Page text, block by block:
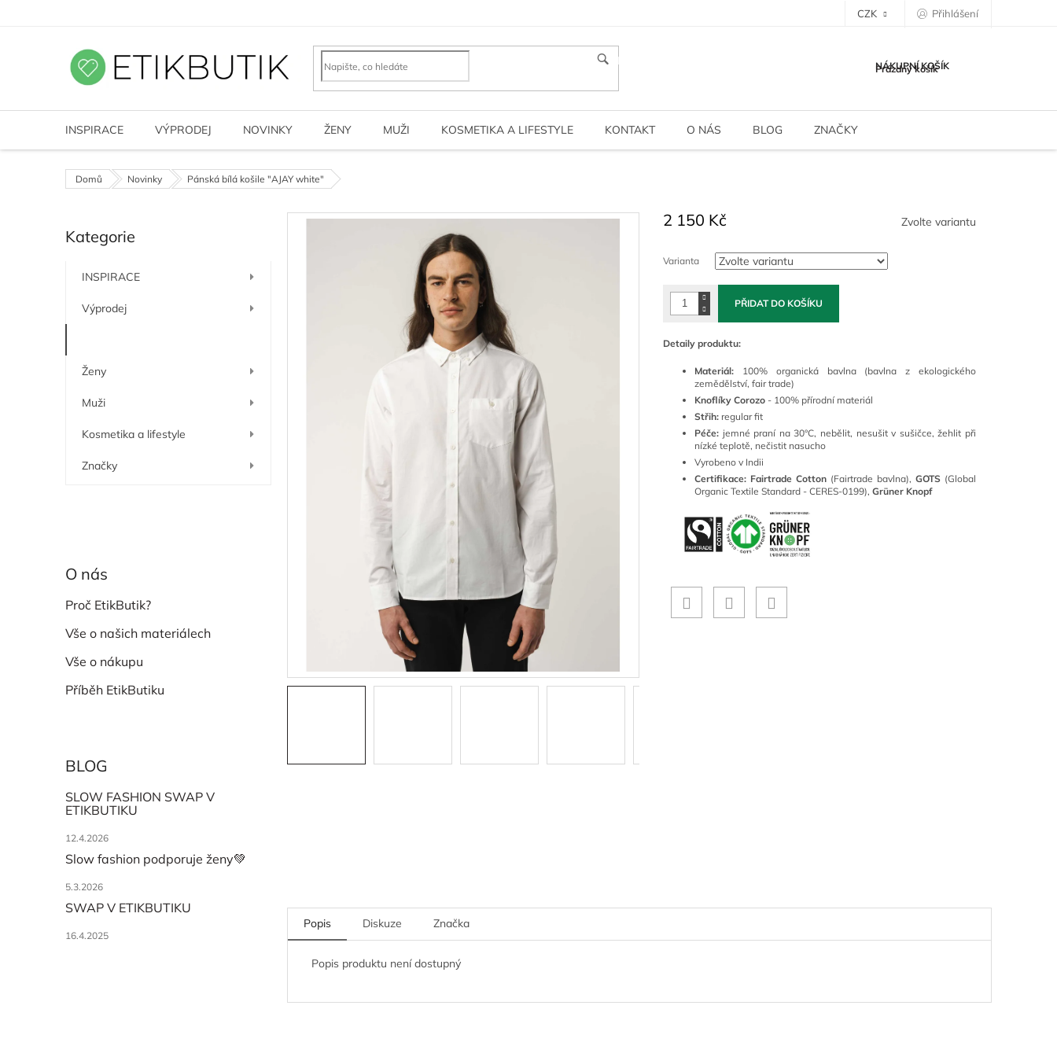
CZK Přihlášení
HLEDAT NÁKUPNÍ KOŠÍK
Prázdný košík
INSPIRACE VÝPRODEJ NOVINKY ŽENY MUŽI KOSMETIKA A LIFESTYLE KONTAKT O NÁS BLOG ZNAČKY
Domů Novinky Pánská bílá košile "AJAY white"
o
n
í
Přeskočit
kategorie
Kategorie
INSPIRACE
Výprodej
Ženy
Muži
Kosmetika a lifestyle
Značky
O nás
Proč EtikButik?
Vše o našich materiálech
Vše o nákupu
Příběh EtikButiku
BLOG
SLOW FASHION SWAP V
ETIKBUTIKU
12.4.2026
Slow fashion podporuje ženy💚
5.3.2026
SWAP V ETIKBUTIKU
16.4.2025
2 150 Kč
cena:
Zvolte variantu
Varianta
PŘIDAT DO KOŠÍKU
Detaily produktu:
Materiál: 100% organická bavlna (bavlna z ekologického
zemědělství, fair trade)
Knoflíky Corozo - 100% přírodní materiál
Střih: regular fit
Péče: jemné praní na 30°C, nebělit, nesušit v sušičce, žehlit při
nízké teplotě, nečistit nasucho
Vyrobeno v Indii
Certifikace: Fairtrade Cotton (Fairtrade bavlna), GOTS (Global
Organic Textile Standard - CERES-0199), Grüner Knopf
Popis Diskuze Značka
Popis produktu není dostupný